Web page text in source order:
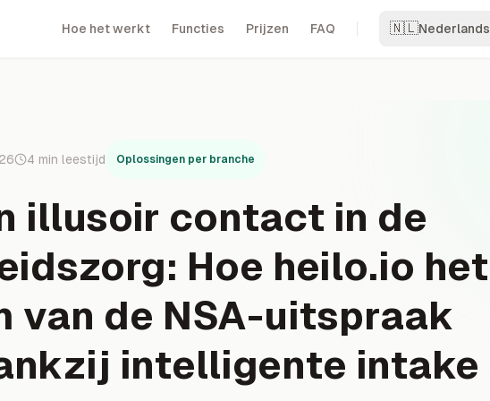
Hoe het werkt Functies Prijzen FAQ 🇳🇱Nederlands
4 min leestijd Oplossingen per branche
illusoir contact in de
Hoe heilo.io het
van de NSA-uitspraak
intelligente intake